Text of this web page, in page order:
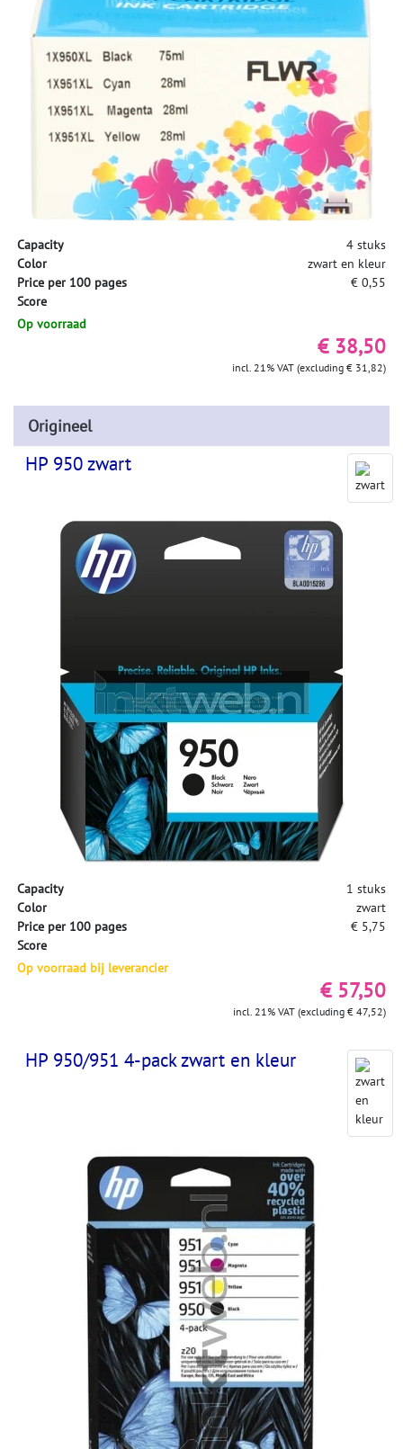
Capacity
4 stuks
Color
zwart en kleur
Price per 100 pages
€ 0,55
Score
Op voorraad
€ 38,50
incl. 21% VAT (excluding € 31,82)
Origineel
HP 950 zwart
Capacity
1 stuks
Color
zwart
Price per 100 pages
€ 5,75
Score
Op voorraad bij leverancier
€ 57,50
incl. 21% VAT (excluding € 47,52)
HP 950/951 4-pack zwart en kleur